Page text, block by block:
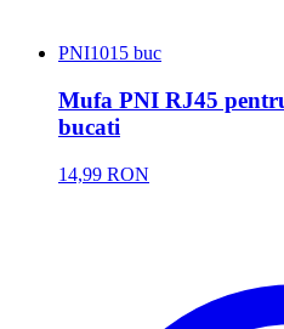
PNI1015 buc
Mufa PNI RJ45
bucati
14,99 RON